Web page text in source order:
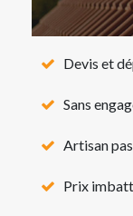
Devis et
Sans
Artisan
Prix